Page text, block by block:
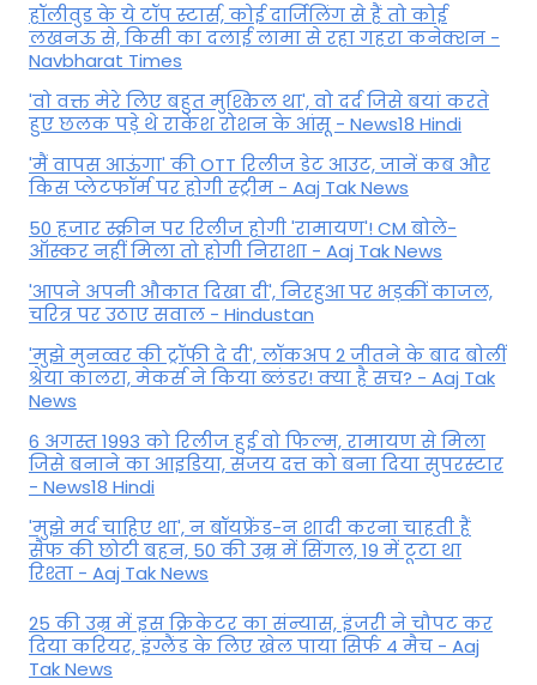
हॉलीवुड के ये टॉप स्टार्स, कोई दार्जिलिंग से हैं तो कोई
लखनऊ से, किसी का दलाई लामा से रहा गहरा कनेक्शन -
Navbharat Times
'वो वक्त मेरे लिए बहुत मुश्किल था', वो दर्द जिसे बयां करते
हुए छलक पड़े थे राकेश रोशन के आंसू - News18 Hindi
'मैं वापस आऊंगा' की OTT रिलीज डेट आउट, जानें कब और
किस प्लेटफॉर्म पर होगी स्ट्रीम - Aaj Tak News
50 हजार स्क्रीन पर रिलीज होगी 'रामायण'! CM बोले-
ऑस्कर नहीं मिला तो होगी निराशा - Aaj Tak News
'आपने अपनी औकात दिखा दी', निरहुआ पर भड़कीं काजल,
चरित्र पर उठाए सवाल - Hindustan
'मुझे मुनव्वर की ट्रॉफी दे दी', लॉकअप 2 जीतने के बाद बोलीं
श्रेया कालरा, मेकर्स ने किया ब्लंडर! क्या है सच? - Aaj Tak
News
6 अगस्त 1993 को रिलीज हुई वो फिल्म, रामायण से मिला
जिसे बनाने का आइडिया, संजय दत्त को बना दिया सुपरस्टार
- News18 Hindi
'मुझे मर्द चाहिए था', न बॉयफ्रेंड-न शादी करना चाहती हैं
सैफ की छोटी बहन, 50 की उम्र में सिंगल, 19 में टूटा था
रिश्ता - Aaj Tak News
25 की उम्र में इस क्रिकेटर का संन्यास, इंजरी ने चौपट कर
दिया करियर, इंग्लैंड के लिए खेल पाया सिर्फ 4 मैच - Aaj
Tak News